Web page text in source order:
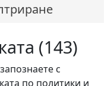
(143)
с
по политики и